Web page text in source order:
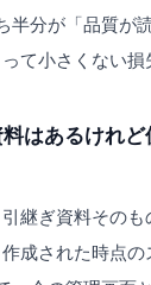
半分が「品質が
て小さくない損
料はあるけれ
継ぎ資料そのも
成された時点の